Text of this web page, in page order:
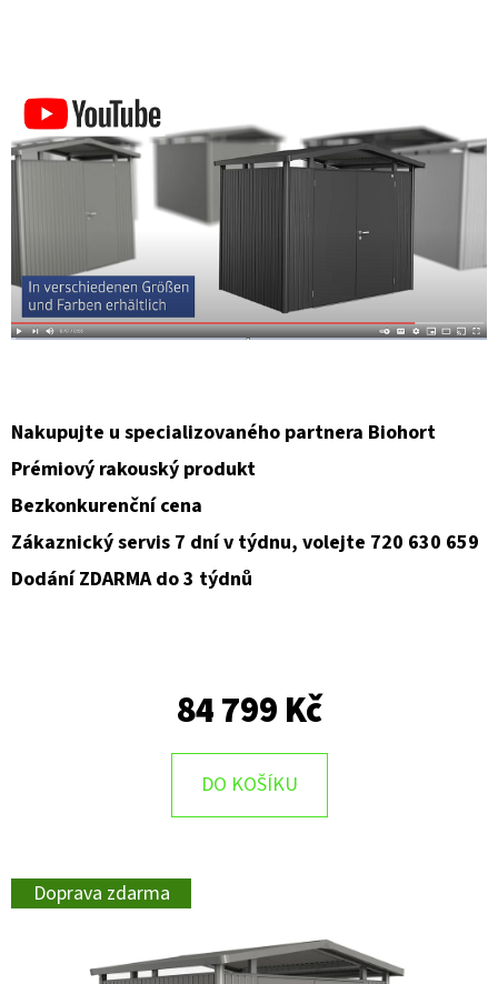
Nakupujte u specializovaného partnera Biohort
Prémiový rakouský produkt
Bezkonkurenční cena
Zákaznický servis 7 dní v týdnu, volejte 720 630 659
Dodání ZDARMA do 3 týdnů
84 799 Kč
DO KOŠÍKU
Doprava zdarma